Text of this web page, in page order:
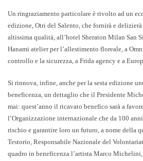
Un ringraziamento particolare è rivolto ad un
edizione, Otri del Salento, che fornirà e
altissima qualità, all’hotel Sheraton Milan San
Hanami atelierper l’allestimento floreale, a
controllo e la sicurezza, a Frida agency e a
Si rinnova, infine, anche per la sesta edizione
beneficenza, un dettaglio che il Presidente
mai: quest’anno il ricavato benefico sarà a
l’Organizzazione internazionale che da 100
rischio e garantire loro un futuro, a nome della
Testorio, Responsabile Nazionale del
quadro in beneficenza l’artista Marco Michelini